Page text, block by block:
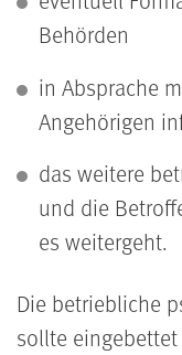
Behörden
in Absprache
Angehörigen
das weitere
und die
es weitergeht.
Die betriebliche
sollte